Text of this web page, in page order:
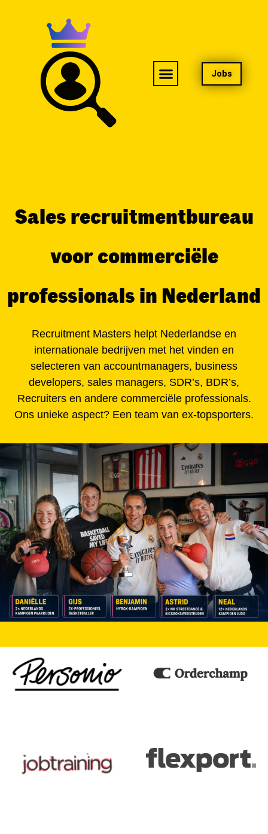
Jobs
Sales recruitmentbureau
voor commerciële
professionals in Nederland
Recruitment Masters helpt Nederlandse en
internationale bedrijven met het vinden en
selecteren van accountmanagers, business
developers, sales managers, SDR’s, BDR’s,
Recruiters en andere commerciële professionals.
Ons unieke aspect? Een team van ex-topsporters.